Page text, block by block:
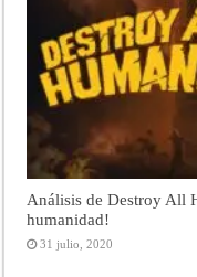
Análisis de Destroy All
humanidad!
31 julio, 2020